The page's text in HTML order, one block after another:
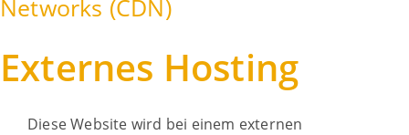
Networks (CDN)
Externes Hosting
Diese Website wird bei einem externen